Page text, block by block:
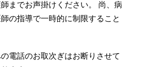
までお声掛けください。 尚、病
の指導で一時的に制限すること
電話のお取次ぎはお断りさせて